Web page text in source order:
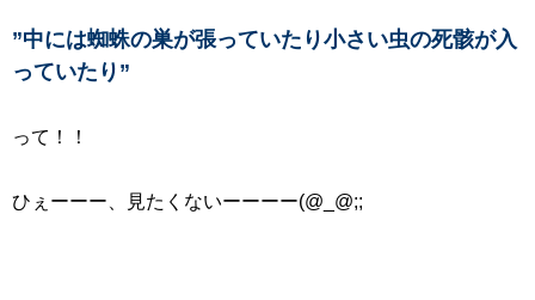
”中には蜘蛛の巣が張っていたり小さい虫の死骸が入
っていたり”
って！！
ひぇーーー、見たくないーーーー(@_@;;